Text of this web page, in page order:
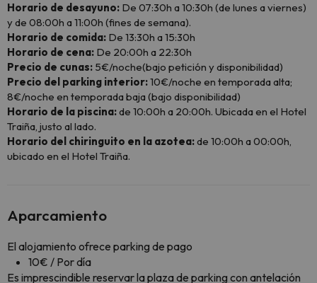
Horario de desayuno: De 07:30h a 10:30h (de lunes a viernes)
y de 08:00h a 11:00h (fines de semana).
Horario de comida: De 13:30h a 15:30h
Horario de cena: De 20:00h a 22:30h
Precio de cunas: 5€/noche(bajo petición y disponibilidad)
Precio del parking interior:10€/noche en temporada alta;
8€/noche en temporada baja (bajo disponibilidad)
Horario de la piscina:de 10:00h a 20:00h. Ubicada en el Hotel
Traiña, justo al lado.
Horario del chiringuito en la azotea:de 10:00h a 00:00h,
ubicado en el Hotel Traiña.
Aparcamiento
El alojamiento ofrece parking de pago
10€ / Por día
Es imprescindible reservar la plaza de parking con antelación